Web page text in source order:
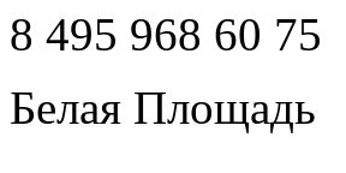
8 495 968 60 75
Белая Площадь